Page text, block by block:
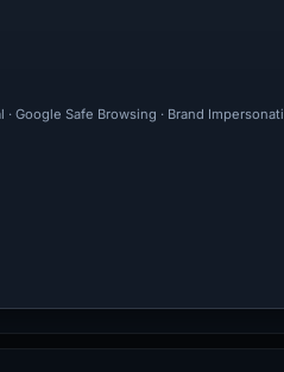
· Google Safe Browsing · Brand